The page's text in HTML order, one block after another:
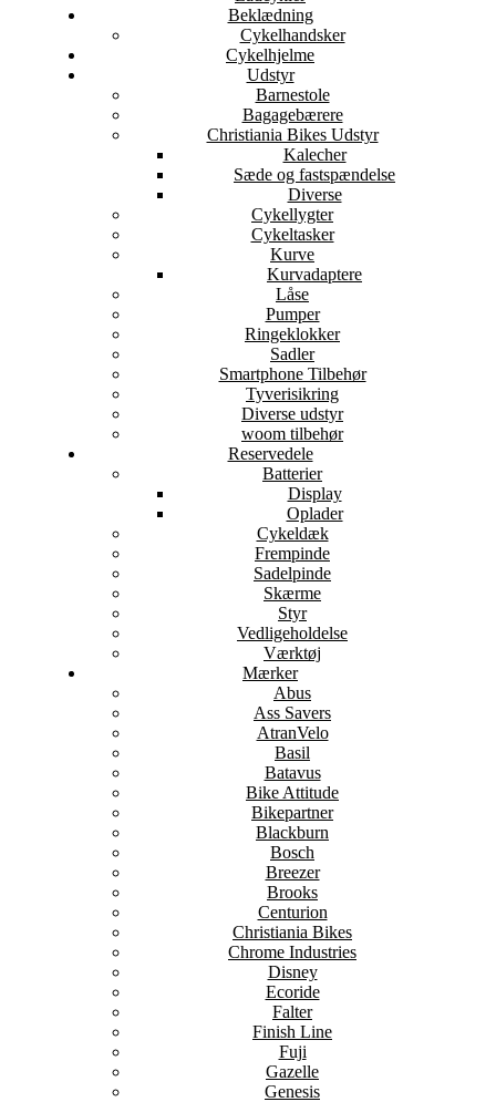
Beklædning
Cykelhandsker
Cykelhjelme
Udstyr
Barnestole
Bagagebærere
Christiania Bikes Udstyr
Kalecher
Sæde og fastspændelse
Diverse
Cykellygter
Cykeltasker
Kurve
Kurvadaptere
Låse
Pumper
Ringeklokker
Sadler
Smartphone Tilbehør
Tyverisikring
Diverse udstyr
woom tilbehør
Reservedele
Batterier
Display
Oplader
Cykeldæk
Frempinde
Sadelpinde
Skærme
Styr
Vedligeholdelse
Værktøj
Mærker
Abus
Ass Savers
AtranVelo
Basil
Batavus
Bike Attitude
Bikepartner
Blackburn
Bosch
Breezer
Brooks
Centurion
Christiania Bikes
Chrome Industries
Disney
Ecoride
Falter
Finish Line
Fuji
Gazelle
Genesis